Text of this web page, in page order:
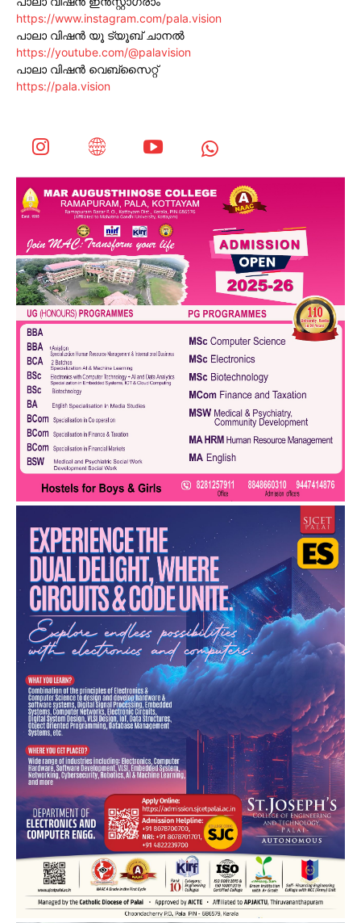
https://www.instagram.com/pala.vision
പാലാ വിഷൻ യൂ ട്യൂബ് ചാനൽ
https://youtube.com/@palavision
പാലാ വിഷൻ വെബ്സൈറ്റ്
https://pala.vision